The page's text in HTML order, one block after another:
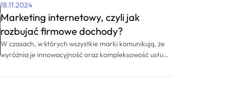
18.11.2024
Marketing internetowy, czyli jak
rozbujać firmowe dochody?
W czasach, w których wszystkie marki komunikują, że
wyróżnia je innowacyjność oraz kompleksowość usług,
uśmiechniętych ludzi, a copywriterzy twierdzą, że